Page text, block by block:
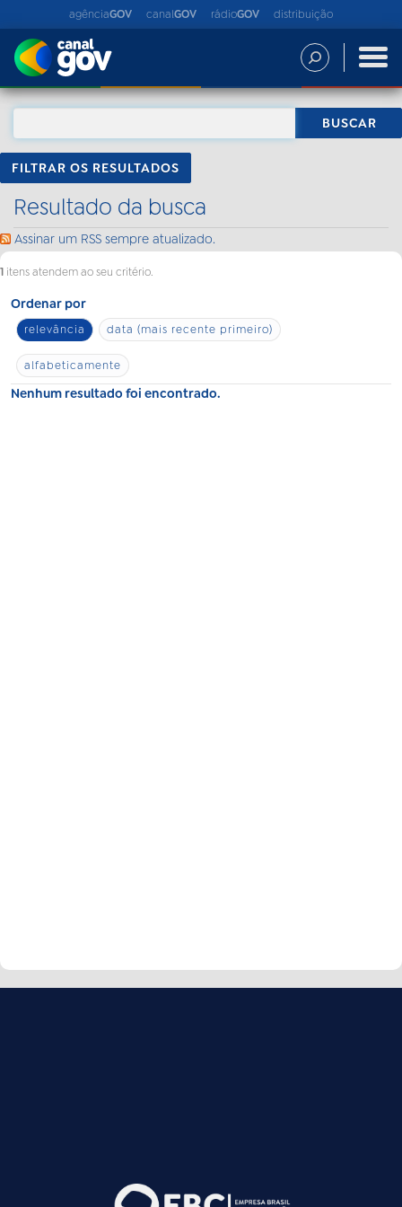
agênciaGOV canalGOV rádioGOV distribuição
FILTRAR OS RESULTADOS
Resultado da busca
Assinar um RSS sempre atualizado.
1 itens atendem ao seu critério.
Ordenar por
relevância data (mais recente primeiro)
alfabeticamente
Nenhum resultado foi encontrado.